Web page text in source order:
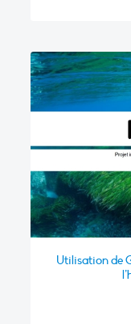
Utilisation de